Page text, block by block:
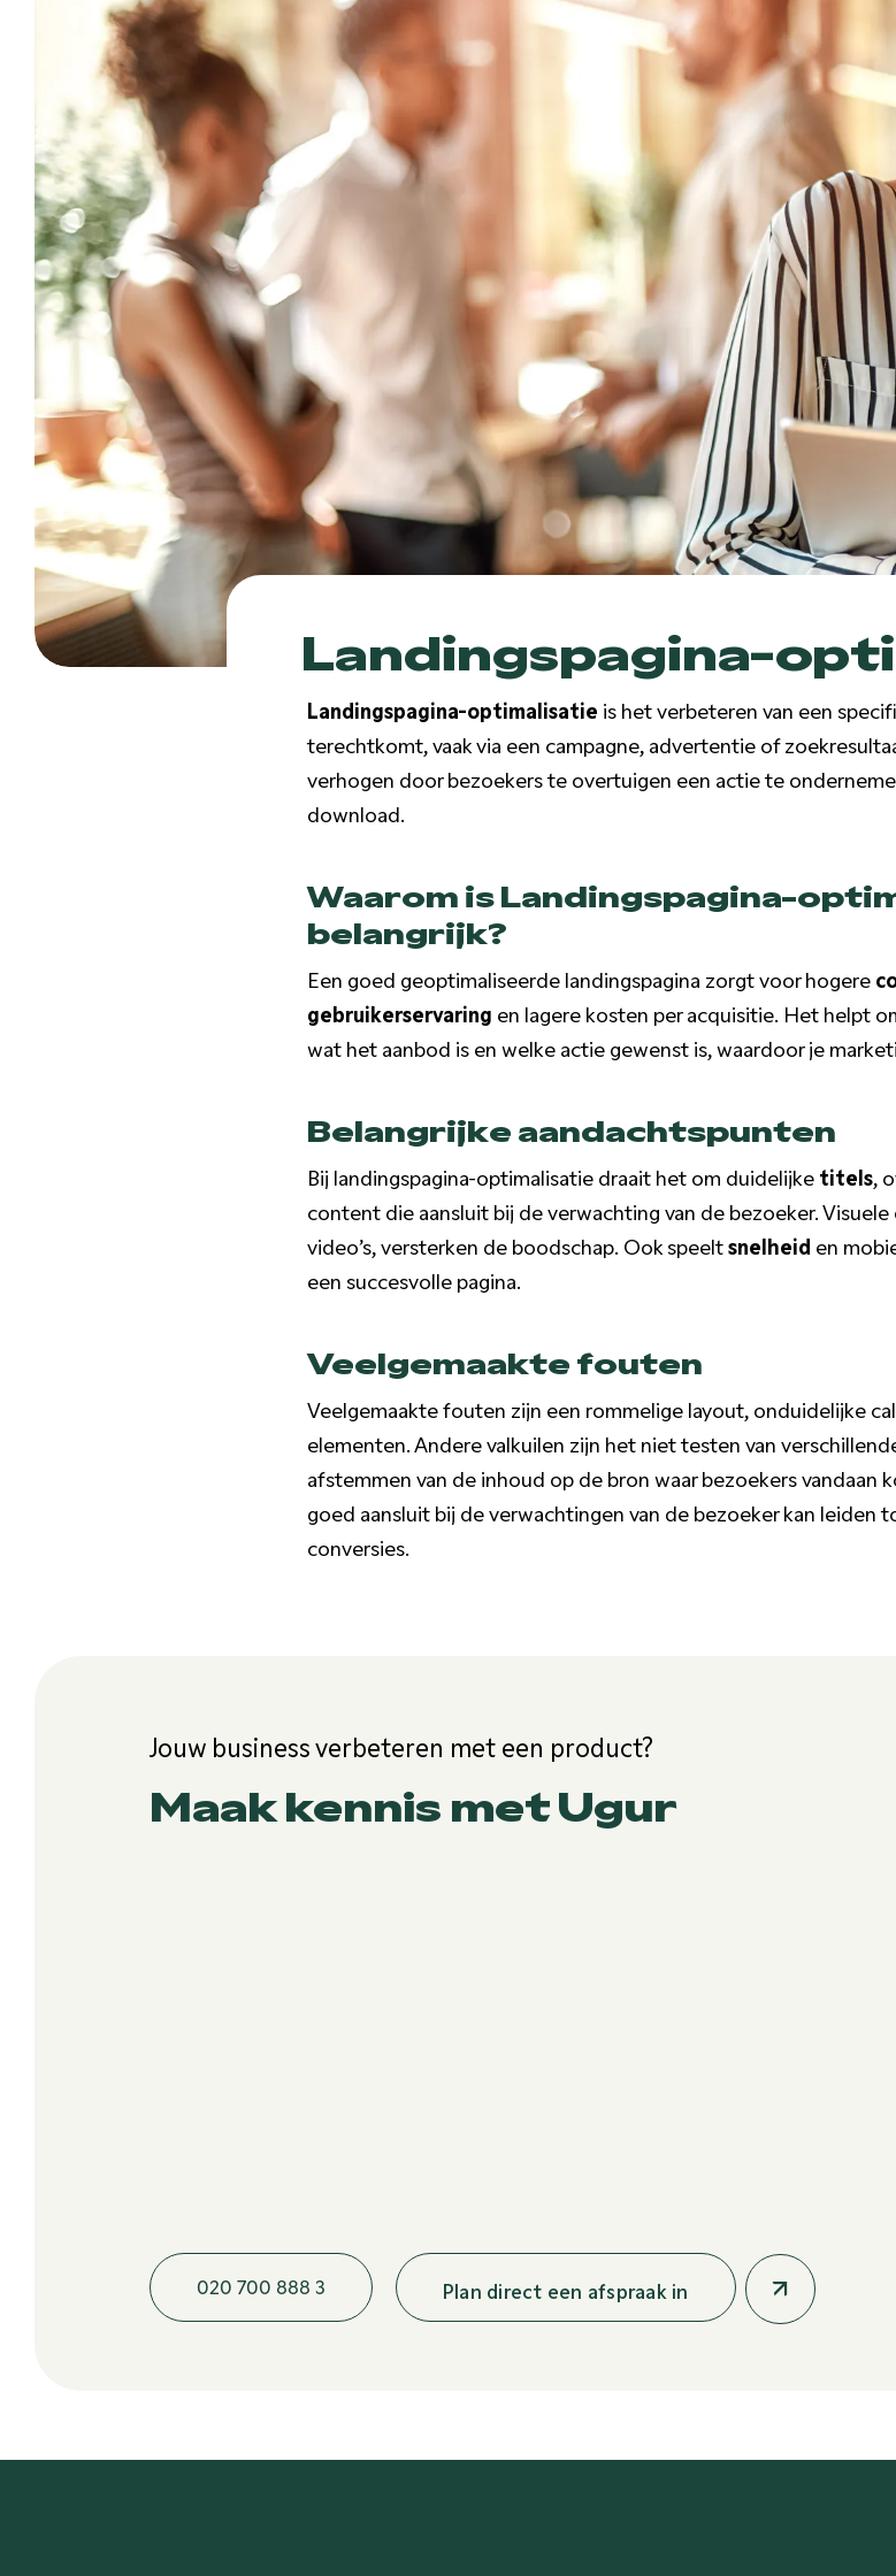
Landingspagina-
Landingspagina-optimalisatie is het verbeteren van een
terechtkomt, vaak via een campagne, advertentie of
verhogen door bezoekers te overtuigen een actie te
download.
Waarom is Landingspagina-
belangrijk?
Een goed geoptimaliseerde landingspagina zorgt voor hogere
gebruikerservaring en lagere kosten per acquisitie. Het helpt
wat het aanbod is en welke actie gewenst is, waardoor je
Belangrijke aandachtspunten
Bij landingspagina-optimalisatie draait het om duidelijketitels,
content die aansluit bij de verwachting van de bezoeker.
video’s, versterken de boodschap. Ook speeltsnelheid en
een succesvolle pagina.
Veelgemaakte fouten
Veelgemaakte fouten zijn een rommelige layout, onduidelijke
elementen. Andere valkuilen zijn het niet testen van
afstemmen van de inhoud op de bron waar bezoekers vandaan
goed aansluit bij de verwachtingen van de bezoeker kan leiden
conversies.
Jouw business verbeteren met een product?
Maak kennis met Ugur
020 700 888 3 Plan direct een afspraak in